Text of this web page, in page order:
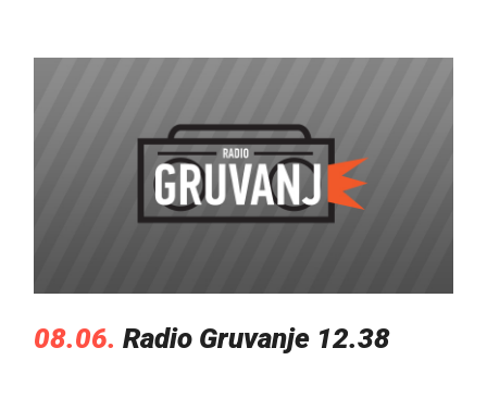
08.06. Radio Gruvanje 12.38